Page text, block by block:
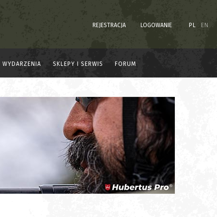
REJESTRACJA LOGOWANIE PL EN
WYDARZENIA SKLEPY I SERWIS FORUM